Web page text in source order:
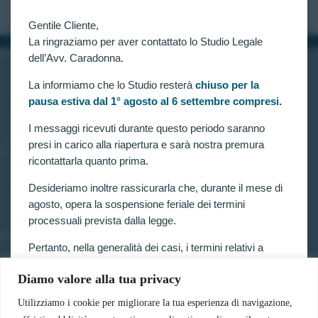
Diamo valore alla tua privacy
Utilizziamo i cookie per migliorare la tua esperienza di navigazione,
Gentile Cliente,
La ringraziamo per aver contattato lo Studio Legale
dell’Avv. Caradonna.
La informiamo che lo Studio resterà chiuso per la
pausa estiva dal 1° agosto al 6 settembre compresi.
I messaggi ricevuti durante questo periodo saranno
presi in carico alla riapertura e sarà nostra premura
ricontattarla quanto prima.
Desideriamo inoltre rassicurarla che, durante il mese di
agosto, opera la sospensione feriale dei termini
processuali prevista dalla legge.
Pertanto, nella generalità dei casi, i termini relativi a
processuali, compresi quelli dinanzi al TAR, sono
sospesi.
INFORMAZIONI
Chi siamo
Contatti
LINK UTILI
Privacy e Cookie Policy
Concorsi pubblici
Pubblico impiego
Contratti con la pubblica amministrazione